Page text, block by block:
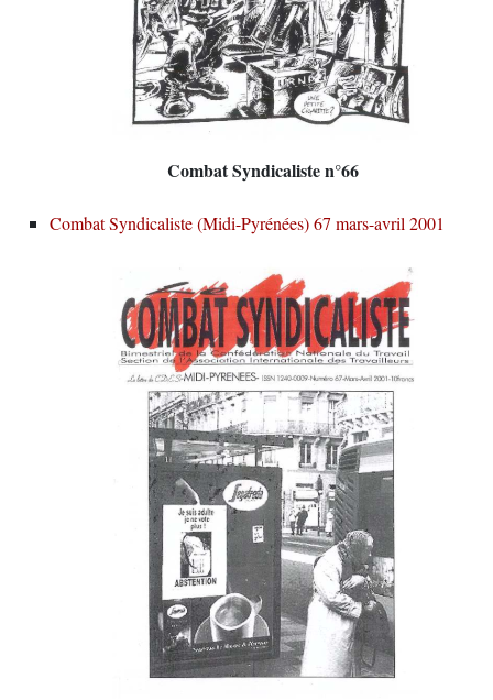
Combat Syndicaliste n°66
Combat Syndicaliste (Midi-Pyrénées) 67 mars-avril 2001